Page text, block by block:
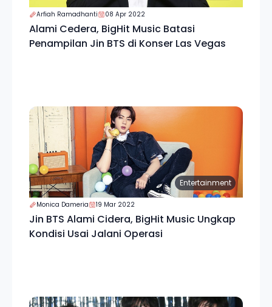
Arfiah Ramadhanti 08 Apr 2022
Alami Cedera, BigHit Music Batasi
Penampilan Jin BTS di Konser Las Vegas
Entertainment
Monica Dameria 19 Mar 2022
Jin BTS Alami Cidera, BigHit Music Ungkap
Kondisi Usai Jalani Operasi